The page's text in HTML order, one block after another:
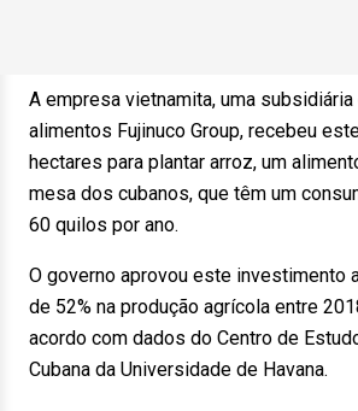
A empresa vietnamita, uma
alimentos Fujinuco Group, recebeu
hectares para plantar arroz, um
mesa dos cubanos, que têm um
60 quilos por ano.
O governo aprovou este investimento
de 52% na produção agrícola entre
acordo com dados do Centro de
Cubana da Universidade de Havana.